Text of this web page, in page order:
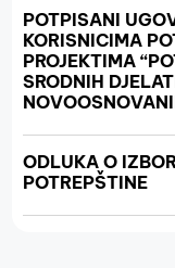
POTPISANI
KORISNICIMA
PROJEKTIMA
SRODNIH
ODLUKA O
POTREPŠTINE